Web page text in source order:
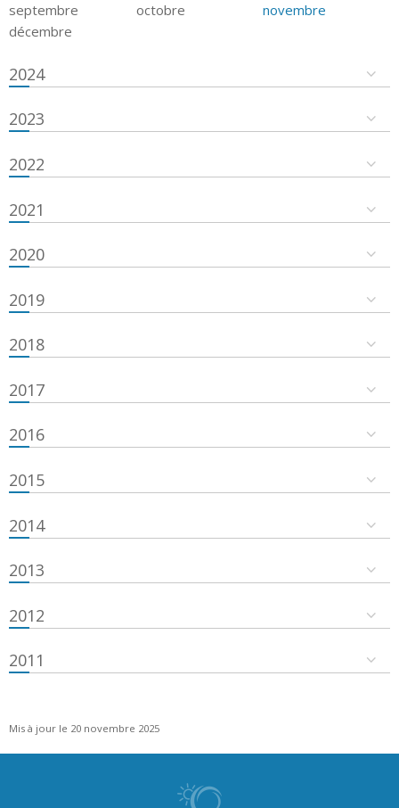
septembre
octobre
novembre
décembre
2024
2023
2022
2021
2020
2019
2018
2017
2016
2015
2014
2013
2012
2011
Mis à jour le 20 novembre 2025